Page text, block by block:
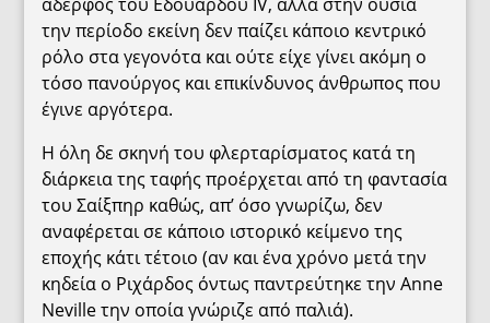
την περίοδο εκείνη δεν παίζει κάποιο κεντρικό
ρόλο στα γεγονότα και ούτε είχε γίνει ακόμη ο
τόσο πανούργος και επικίνδυνος άνθρωπος που
έγινε αργότερα.
Η όλη δε σκηνή του φλερταρίσματος κατά τη
διάρκεια της ταφής προέρχεται από τη φαντασία
του Σαίξπηρ καθώς, απ’ όσο γνωρίζω, δεν
αναφέρεται σε κάποιο ιστορικό κείμενο της
εποχής κάτι τέτοιο (αν και ένα χρόνο μετά την
κηδεία ο Ριχάρδος όντως παντρεύτηκε την Anne
Neville την οποία γνώριζε από παλιά).